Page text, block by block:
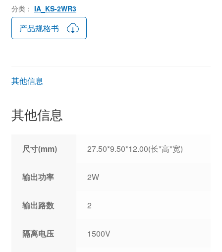
分类： IA_KS-2WR3
产品规格书
其他信息
其他信息
尺寸(mm) 27.50*9.50*12.00(长*高*宽)
输出功率 2W
输出路数 2
隔离电压 1500V